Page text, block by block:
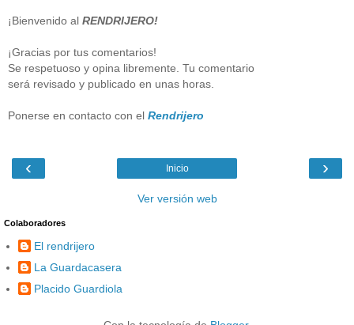
¡Bienvenido al RENDRIJERO!
¡Gracias por tus comentarios!
Se respetuoso y opina libremente. Tu comentario
será revisado y publicado en unas horas.
Ponerse en contacto con el Rendrijero
‹ ›
Inicio
Ver versión web
Colaboradores
El rendrijero
La Guardacasera
Placido Guardiola